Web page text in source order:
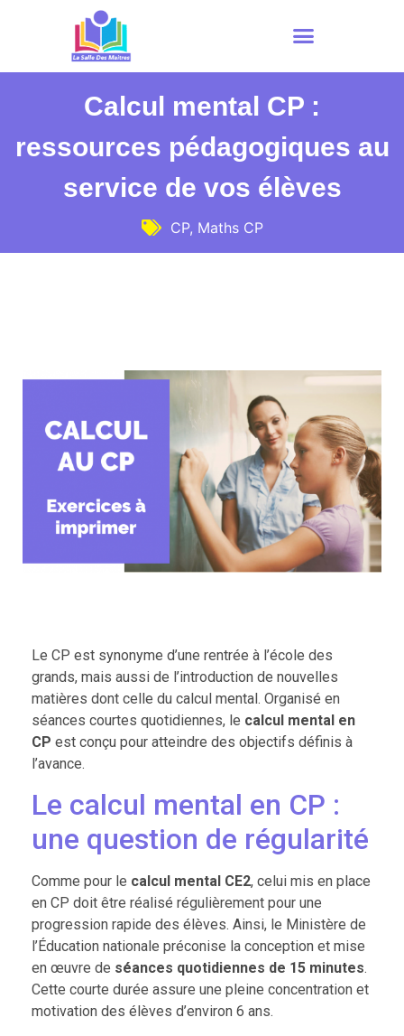
Calcul mental CP :
ressources pédagogiques au
service de vos élèves
CP, Maths CP
Le CP est synonyme d’une rentrée à l’école des
grands, mais aussi de l’introduction de nouvelles
matières dont celle du calcul mental. Organisé en
séances courtes quotidiennes, le calcul mental en
CP est conçu pour atteindre des objectifs définis à
l’avance.
Le calcul mental en CP :
une question de régularité
Comme pour le calcul mental CE2, celui mis en place
en CP doit être réalisé régulièrement pour une
progression rapide des élèves. Ainsi, le Ministère de
l’Éducation nationale préconise la conception et mise
en œuvre de séances quotidiennes de 15 minutes.
Cette courte durée assure une pleine concentration et
motivation des élèves d’environ 6 ans.